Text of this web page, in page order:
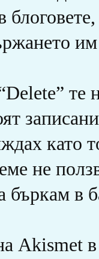
като
не
бъркам в
Akismet